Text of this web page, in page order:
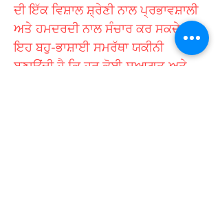
ਦੀ ਇੱਕ ਵਿਸ਼ਾਲ ਸ਼੍ਰੇਣੀ ਨਾਲ ਪ੍ਰਭਾਵਸ਼ਾਲੀ
ਅਤੇ ਹਮਦਰਦੀ ਨਾਲ ਸੰਚਾਰ ਕਰ ਸਕਦੇ ਹਾਂ।
ਇਹ ਬਹੁ-ਭਾਸ਼ਾਈ ਸਮਰੱਥਾ ਯਕੀਨੀ
ਬਣਾਉਂਦੀ ਹੈ ਕਿ ਹਰ ਕੋਈ ਸੁਆਗਤ ਅਤੇ